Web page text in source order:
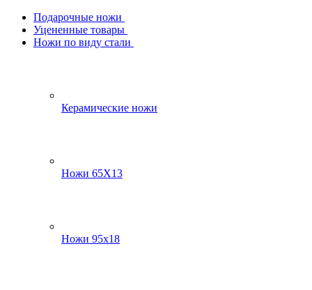
Подарочные ножи
Уцененные товары
Ножи по виду стали
Керамические ножи
Ножи 65Х13
Ножи 95х18